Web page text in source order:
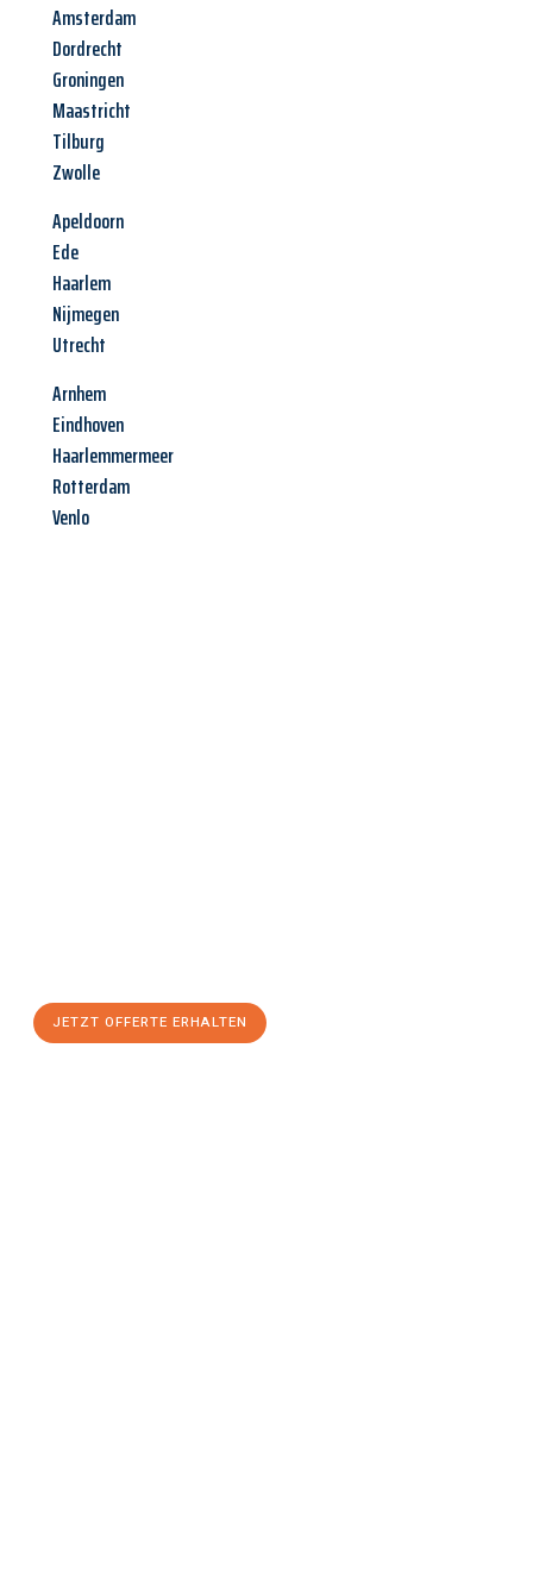
Amsterdam
Dordrecht
Groningen
Maastricht
Tilburg
Zwolle
Apeldoorn
Ede
Haarlem
Nijmegen
Utrecht
Arnhem
Eindhoven
Haarlemmermeer
Rotterdam
Venlo
JETZT OFFERTE ERHALTEN